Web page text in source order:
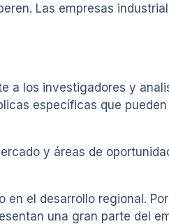
Las empresas
a los investigadores y
específicas que
y áreas de
el desarrollo regional.
una gran parte del